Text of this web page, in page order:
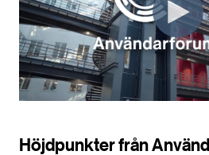
Höjdpunkter från